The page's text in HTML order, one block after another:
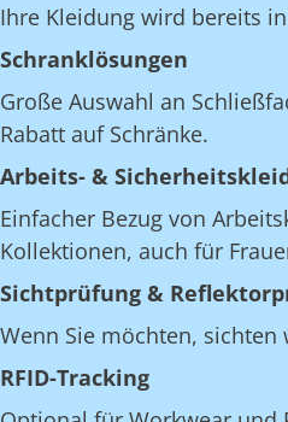
Ihre Kleidung wird bereits
Schranklösungen
Große Auswahl an
Rabatt auf Schränke.
Arbeits- &
Einfacher Bezug von
Kollektionen, auch für
Sichtprüfung &
Wenn Sie möchten, sichten
RFID-Tracking